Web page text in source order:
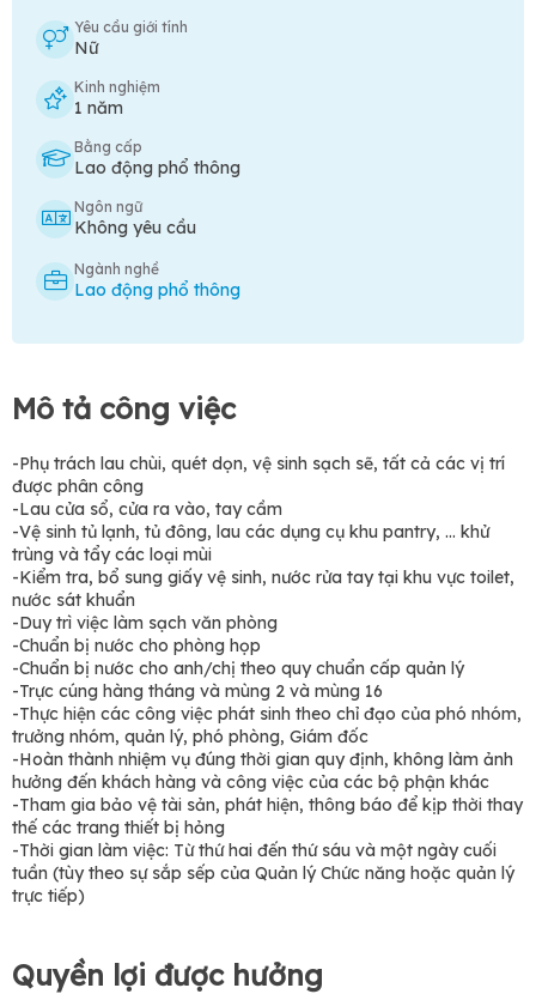
Yêu cầu giới tính
Nữ
Kinh nghiệm
1 năm
Bằng cấp
Lao động phổ thông
Ngôn ngữ
Không yêu cầu
Ngành nghề
Lao động phổ thông
Mô tả công việc
-Phụ trách lau chùi, quét dọn, vệ sinh sạch sẽ, tất cả các vị trí
được phân công
-Lau cửa sổ, cửa ra vào, tay cầm
-Vệ sinh tủ lạnh, tủ đông, lau các dụng cụ khu pantry, … khử
trùng và tẩy các loại mùi
-Kiểm tra, bổ sung giấy vệ sinh, nước rửa tay tại khu vực toilet,
nước sát khuẩn
-Duy trì việc làm sạch văn phòng
-Chuẩn bị nước cho phòng họp
-Chuẩn bị nước cho anh/chị theo quy chuẩn cấp quản lý
-Trực cúng hàng tháng và mùng 2 và mùng 16
-Thực hiện các công việc phát sinh theo chỉ đạo của phó nhóm,
trưởng nhóm, quản lý, phó phòng, Giám đốc
-Hoàn thành nhiệm vụ đúng thời gian quy định, không làm ảnh
hưởng đến khách hàng và công việc của các bộ phận khác
-Tham gia bảo vệ tài sản, phát hiện, thông báo để kịp thời thay
thế các trang thiết bị hỏng
-Thời gian làm việc: Từ thứ hai đến thứ sáu và một ngày cuối
tuần (tùy theo sự sắp sếp của Quản lý Chức năng hoặc quản lý
trực tiếp)
Quyền lợi được hưởng